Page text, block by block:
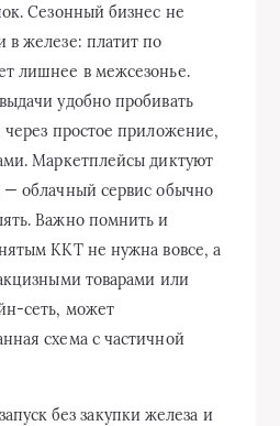
Сезонный бизнес не
в железе: платит по
лишнее в межсезонье.
удобно пробивать
через простое приложение,
Маркетплейсы диктуют
— облачный сервис обычно
Важно помнить и
ККТ не нужна вовсе, а
товарами или
может
схема с частичной
без закупки железа и